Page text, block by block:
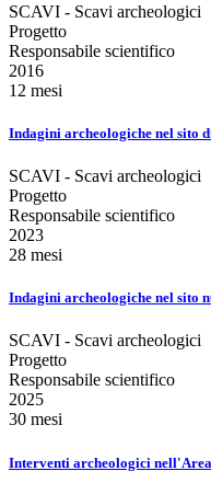
SCAVI - Scavi archeologici
Progetto
Responsabile scientifico
2016
12 mesi
Indagini archeologiche nel sito
SCAVI - Scavi archeologici
Progetto
Responsabile scientifico
2023
28 mesi
Indagini archeologiche nel sito
SCAVI - Scavi archeologici
Progetto
Responsabile scientifico
2025
30 mesi
Interventi archeologici